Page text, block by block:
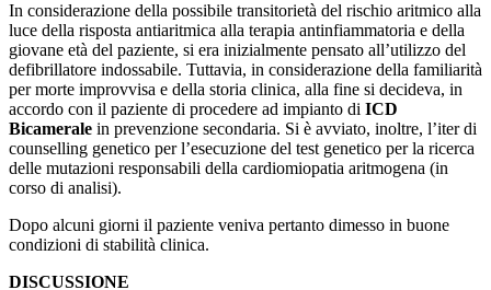
In considerazione della possibile transitorietà del rischio aritmico alla
luce della risposta antiaritmica alla terapia antinfiammatoria e della
giovane età del paziente, si era inizialmente pensato all’utilizzo del
defibrillatore indossabile. Tuttavia, in considerazione della familiarità
per morte improvvisa e della storia clinica, alla fine si decideva, in
accordo con il paziente di procedere ad impianto di ICD
Bicamerale in prevenzione secondaria. Si è avviato, inoltre, l’iter di
counselling genetico per l’esecuzione del test genetico per la ricerca
delle mutazioni responsabili della cardiomiopatia aritmogena (in
corso di analisi).
Dopo alcuni giorni il paziente veniva pertanto dimesso in buone
condizioni di stabilità clinica.
DISCUSSIONE